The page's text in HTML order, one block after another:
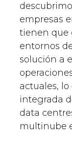
empresas
tienen que
entornos
solución a
actuales,
integrada
data
multinube